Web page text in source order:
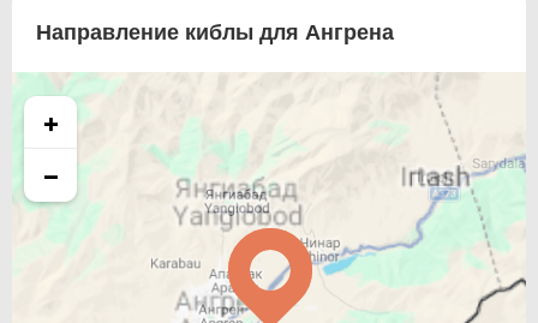
Направление киблы для Ангрена
+
−